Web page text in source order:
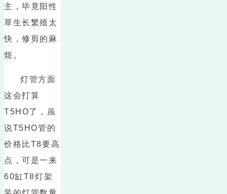
主，毕竟阳性
草生长繁殖太
快，修剪的麻
烦。
灯管方面
这会打算
T5HO了，虽
说T5HO管的
价格比T8要高
点，可是一来
60缸T8灯架